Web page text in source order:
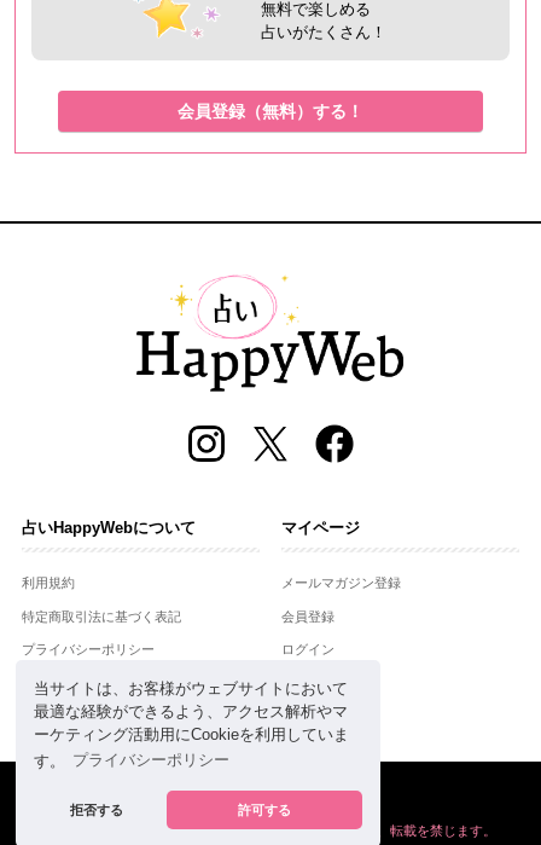
当サイトは、お客様がウェブサイトにおいて
最適な経験ができるよう、アクセス解析やマ
ーケティング活動用にCookieを利用していま
す。
プライバシーポリシー
拒否する 許可する
無料で楽しめる
占いがたくさん！
会員登録（無料）する！
占いHappyWebについて
利用規約
特定商取引法に基づく表記
プライバシーポリシー
運営会社
お問合せ
マイページ
メールマガジン登録
会員登録
ログイン
powered by
掲載の情報や画像など、すべてのコンテンツの無断複写、転載を禁じます。